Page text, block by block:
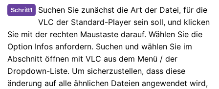
Schritt1
Suchen Sie zunächst die Art der Datei, für die
VLC der Standard-Player sein soll, und klicken
Sie mit der rechten Maustaste darauf. Wählen Sie die
Option Infos anfordern. Suchen und wählen Sie im
Abschnitt öffnen mit VLC aus dem Menü / der
Dropdown-Liste. Um sicherzustellen, dass diese
änderung auf alle ähnlichen Dateien angewendet wird,